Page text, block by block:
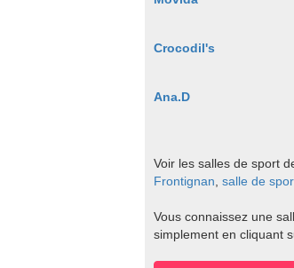
Crocodil's
Ana.D
Voir les salles de sport
Frontignan salle de
Vous connaissez une
simplement en cliquant